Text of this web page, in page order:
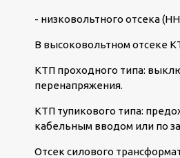
- низковольтного отсека
В высоковольтном отсеке
КТП проходного типа:
перенапряжения.
КТП тупикового типа:
кабельным вводом или по
Отсек силового